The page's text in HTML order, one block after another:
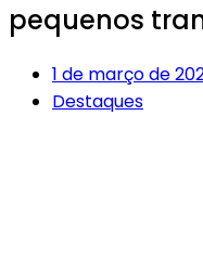
pequenos
1 de março de
Destaques